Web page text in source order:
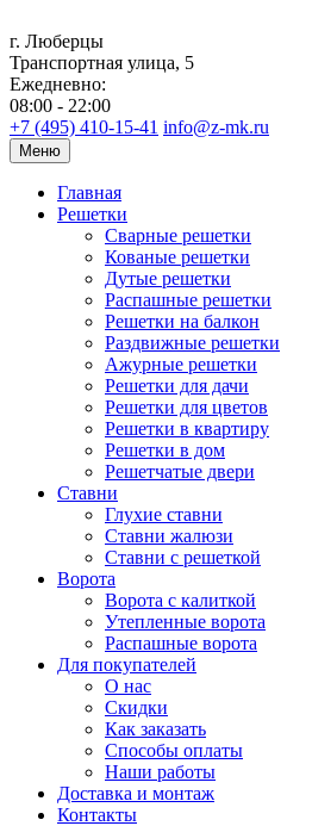
г. Люберцы
Транспортная улица, 5
Ежедневно:
08:00 - 22:00
+7 (495) 410-15-41 info@z-mk.ru
Меню
Главная
Решетки
Сварные решетки
Кованые решетки
Дутые решетки
Распашные решетки
Решетки на балкон
Раздвижные решетки
Ажурные решетки
Решетки для дачи
Решетки для цветов
Решетки в квартиру
Решетки в дом
Решетчатые двери
Ставни
Глухие ставни
Ставни жалюзи
Ставни с решеткой
Ворота
Ворота с калиткой
Утепленные ворота
Распашные ворота
Для покупателей
О нас
Скидки
Как заказать
Способы оплаты
Наши работы
Доставка и монтаж
Контакты